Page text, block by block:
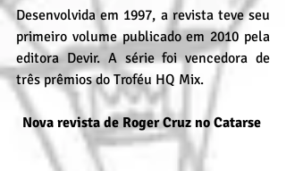
Desenvolvida em 1997, a revista teve seu
primeiro volume publicado em 2010 pela
editora Devir. A série foi vencedora de
três prêmios do Troféu HQ Mix.
Nova revista de Roger Cruz no Catarse